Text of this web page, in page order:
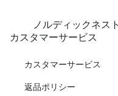
ノルディックネス
カスタマーサービス
カスタマーサービス
返品ポリシー